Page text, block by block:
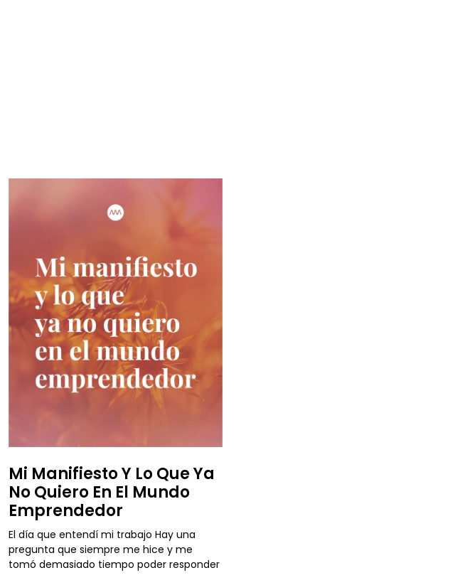
Mi Manifiesto Y Lo Que Ya
No Quiero En El Mundo
Emprendedor
El día que entendí mi trabajo Hay una
pregunta que siempre me hice y me
tomó demasiado tiempo poder responder